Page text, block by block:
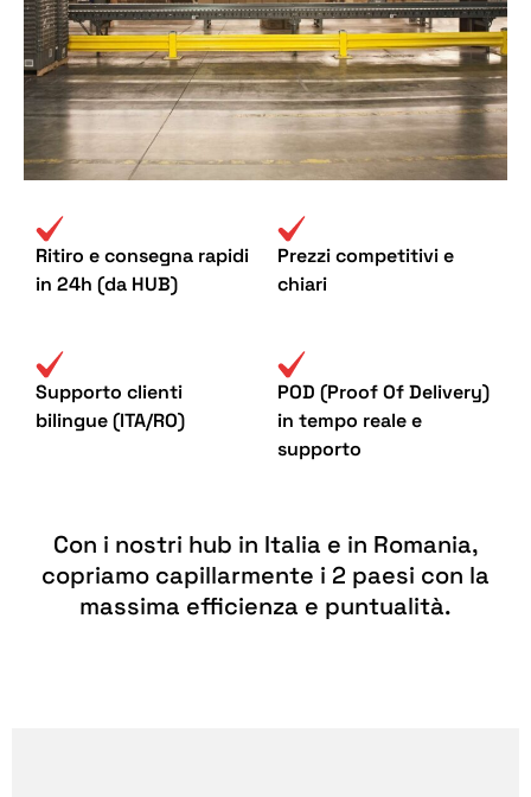
Ritiro e consegna rapidi
in 24h (da HUB)
Prezzi competitivi e
chiari
Supporto clienti
bilingue (ITA/RO)
POD (Proof Of Delivery)
in tempo reale e
supporto
Con i nostri hub in Italia e in Romania,
copriamo capillarmente i 2 paesi con la
massima efficienza e puntualità.